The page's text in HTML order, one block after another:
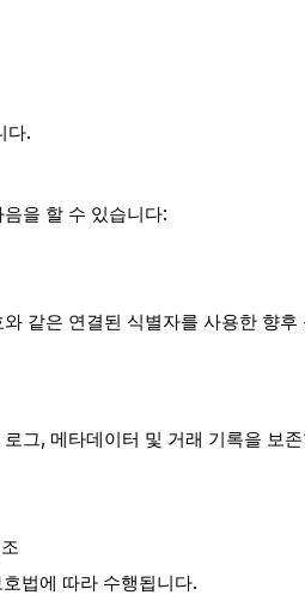
다.
을 할 수 있습니다:
같은 연결된 식별자를 사용한 향후
그, 메타데이터 및 거래 기록을 보
법에 따라 수행됩니다.